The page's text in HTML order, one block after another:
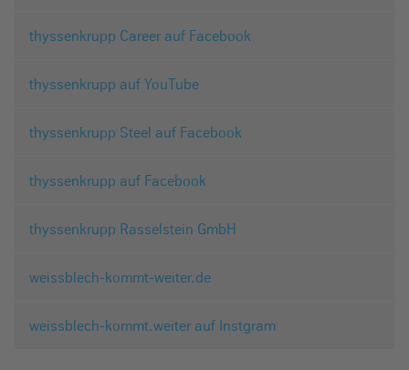
thyssenkrupp Career auf Facebook
thyssenkrupp auf YouTube
thyssenkrupp Steel auf Facebook
thyssenkrupp auf Facebook
thyssenkrupp Rasselstein GmbH
weissblech-kommt-weiter.de
weissblech-kommt.weiter auf Instgram